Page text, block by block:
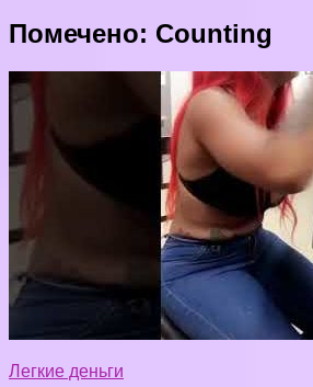
Помечено: Counting
Легкие деньги